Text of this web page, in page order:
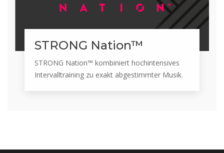
STRONG Nation™
STRONG Nation™ kombiniert hochintensives
Intervalltraining zu exakt abgestimmter Musik.